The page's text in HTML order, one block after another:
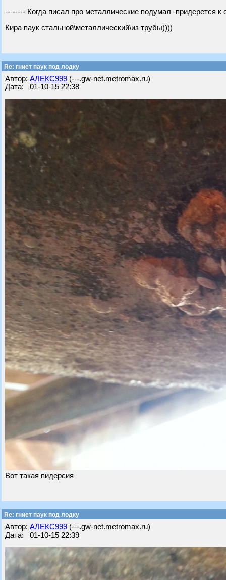
-------- Когда писал про металлические подумал -придерется к
Кира паук стальной\металлический\из трубы))))
Re: гниет паук под лодку
Автор: АЛЕКС999 (---.gw-net.metromax.ru)
Дата: 01-10-15 22:38
Вот такая пидерсия
Re: гниет паук под лодку
Автор: АЛЕКС999 (---.gw-net.metromax.ru)
Дата: 01-10-15 22:39